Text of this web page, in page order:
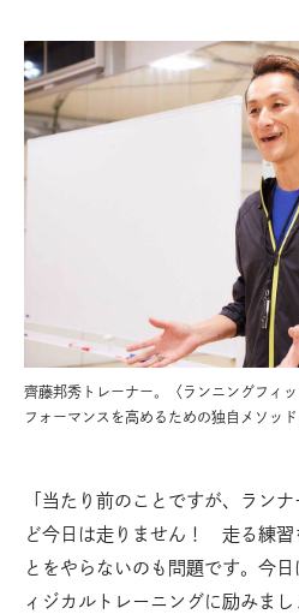
齊藤邦秀トレーナー。〈ランニングフィ
フォーマンスを高めるための独自メソッド
「当たり前のことですが、ラン
ど今日は走りません！ 走る練習
とをやらないのも問題です。今
ィジカルトレーニングに励みまし